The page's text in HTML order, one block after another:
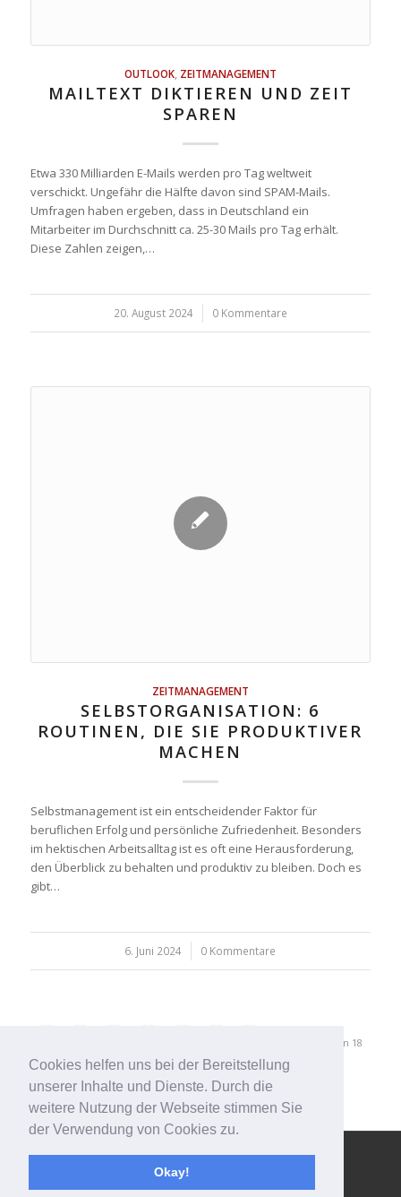
Cookies helfen uns bei der Bereitstellung
unserer Inhalte und Dienste. Durch die
weitere Nutzung der Webseite stimmen Sie
der Verwendung von Cookies zu.
Okay!
OUTLOOK, ZEITMANAGEMENT
MAILTEXT DIKTIEREN UND ZEIT
SPAREN
Etwa 330 Milliarden E-Mails werden pro Tag weltweit
verschickt. Ungefähr die Hälfte davon sind SPAM-Mails.
Umfragen haben ergeben, dass in Deutschland ein
Mitarbeiter im Durchschnitt ca. 25-30 Mails pro Tag erhält.
Diese Zahlen zeigen,…
20. August 2024
/ 0 Kommentare
ZEITMANAGEMENT
SELBSTORGANISATION: 6
ROUTINEN, DIE SIE PRODUKTIVER
MACHEN
Selbstmanagement ist ein entscheidender Faktor für
beruflichen Erfolg und persönliche Zufriedenheit. Besonders
im hektischen Arbeitsalltag ist es oft eine Herausforderung,
den Überblick zu behalten und produktiv zu bleiben. Doch es
gibt…
6. Juni 2024
/ 0 Kommentare
Seite 2 von 18
© Copyright - 123effizientdabei - Mehr Effizienz im Büro - mehr
Ordnung am Arbeitsplatz - Aufräumen mit System -
Enfold WordPress Theme